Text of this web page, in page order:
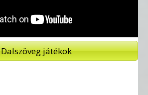
Dalszöveg játékok